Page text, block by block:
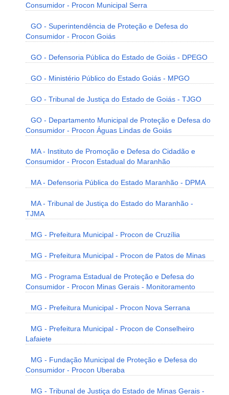
Consumidor - Procon Municipal Serra
GO - Superintendência de Proteção e Defesa do
Consumidor - Procon Goiás
GO - Defensoria Pública do Estado de Goiás - DPEGO
GO - Ministério Público do Estado Goiás - MPGO
GO - Tribunal de Justiça do Estado de Goiás - TJGO
GO - Departamento Municipal de Proteção e Defesa do
Consumidor - Procon Águas Lindas de Goiás
MA - Instituto de Promoção e Defesa do Cidadão e
Consumidor - Procon Estadual do Maranhão
MA - Defensoria Pública do Estado Maranhão - DPMA
MA - Tribunal de Justiça do Estado do Maranhão -
TJMA
MG - Prefeitura Municipal - Procon de Cruzília
MG - Prefeitura Municipal - Procon de Patos de Minas
MG - Programa Estadual de Proteção e Defesa do
Consumidor - Procon Minas Gerais - Monitoramento
MG - Prefeitura Municipal - Procon Nova Serrana
MG - Prefeitura Municipal - Procon de Conselheiro
Lafaiete
MG - Fundação Municipal de Proteção e Defesa do
Consumidor - Procon Uberaba
MG - Tribunal de Justiça do Estado de Minas Gerais -